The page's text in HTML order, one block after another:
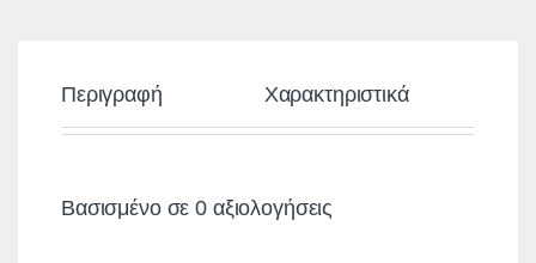
Περιγραφή Χαρακτηριστικά
Βασισμένο σε 0 αξιολογήσεις